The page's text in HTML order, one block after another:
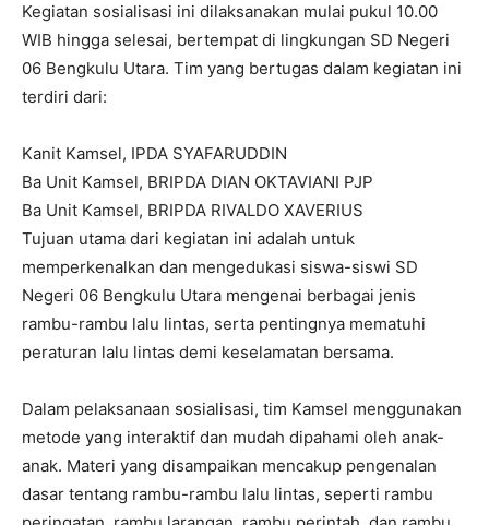
Kegiatan sosialisasi ini dilaksanakan mulai pukul 10.00
WIB hingga selesai, bertempat di lingkungan SD Negeri
06 Bengkulu Utara. Tim yang bertugas dalam kegiatan ini
terdiri dari:
Kanit Kamsel, IPDA SYAFARUDDIN
Ba Unit Kamsel, BRIPDA DIAN OKTAVIANI PJP
Ba Unit Kamsel, BRIPDA RIVALDO XAVERIUS
Tujuan utama dari kegiatan ini adalah untuk
memperkenalkan dan mengedukasi siswa-siswi SD
Negeri 06 Bengkulu Utara mengenai berbagai jenis
rambu-rambu lalu lintas, serta pentingnya mematuhi
peraturan lalu lintas demi keselamatan bersama.
Dalam pelaksanaan sosialisasi, tim Kamsel menggunakan
metode yang interaktif dan mudah dipahami oleh anak-
anak. Materi yang disampaikan mencakup pengenalan
dasar tentang rambu-rambu lalu lintas, seperti rambu